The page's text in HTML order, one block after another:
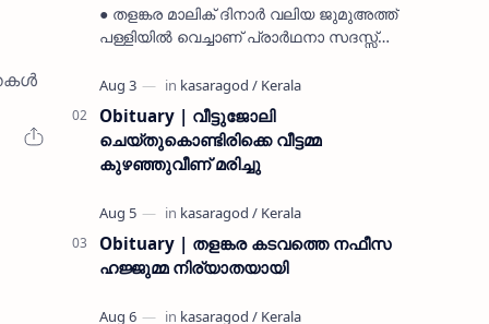
● തളങ്കര മാലിക് ദിനാർ വലിയ ജുമുഅത്ത്
പള്ളിയിൽ വെച്ചാണ് പ്രാർഥനാ സദസ്സ്
ഉമർ മുസ്ലിയാർ പരിപാടിക്ക് നേതൃത്വം
നൽകി കാസ…
Obituary | വീട്ടുജോലി
ചെയ്തുകൊണ്ടിരിക്കെ വീട്ടമ്മ
കുഴഞ്ഞുവീണ് മരിച്ചു
Obituary | തളങ്കര കടവത്തെ നഫീസ
ഹജ്ജുമ്മ നിര്യാതയായി